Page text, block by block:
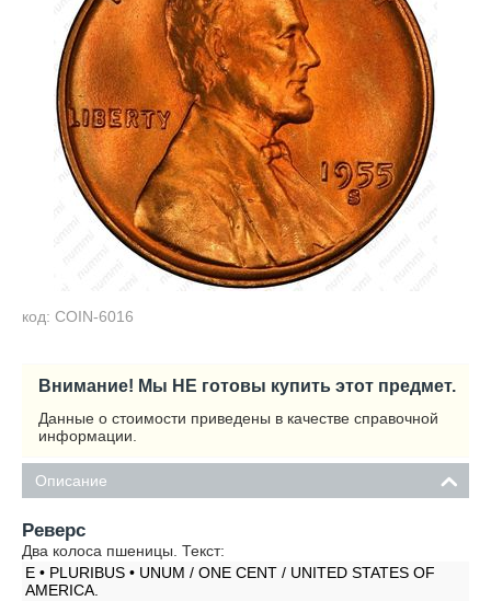
код: COIN-6016
Внимание! Мы НЕ готовы купить этот предмет.
Данные о стоимости приведены в качестве справочной
информации.
Описание
Реверс
Два колоса пшеницы. Текст:
E • PLURIBUS • UNUM / ONE CENT / UNITED STATES OF
AMERICA.